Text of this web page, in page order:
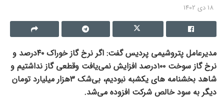
18 دی 1402
مدیرعامل پتروشیمی پردیس گفت: اگر نرخ گاز خوراک ۴۰‌درصد و
نرخ گاز سوخت ۱۰۰‌درصد افزایش نمی‌یافت وقطعی گاز نداشتیم و
شاهد بخشنامه های یکشبه نبودیم، بی‌شک ۳‌هزار میلیارد تومان
دیگر به سود خالص شرکت افزوده می‌شد.